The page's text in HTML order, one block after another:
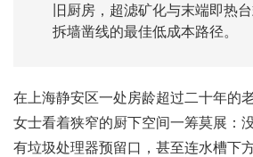
Oʻzbek Тоҷикӣ
旧厨房，超滤矿化与末端即热
拆墙凿线的最佳低成本路径。
在上海静安区一处房龄超过二十年的
女士看着狭窄的厨下空间一筹莫展：
有垃圾处理器预留口，甚至连水槽下